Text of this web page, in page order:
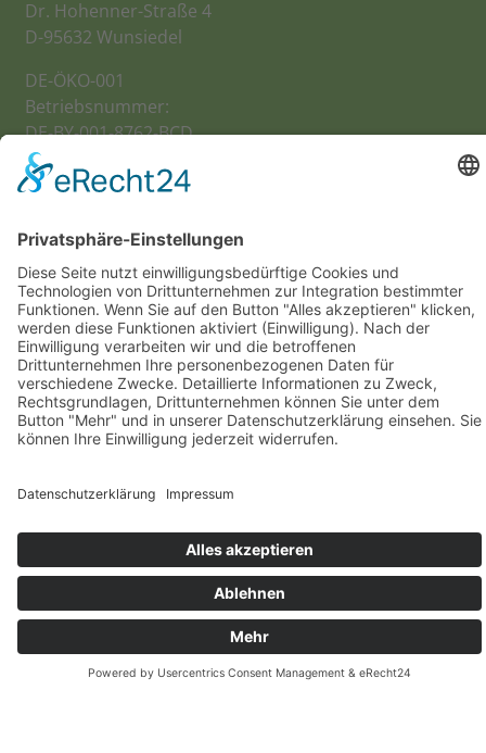
Dr. Hohenner-Straße 4
D-95632 Wunsiedel
DE-ÖKO-001
Betriebsnummer:
DE-BY-001-8762-BCD
Mehr erfahren:
Stellenangebote
Bürozeiten
Ladezeiten Lager
Lageradresse
Impressum
Kontakt
Suche nach:
Social Media:
Newsletter abonnieren: